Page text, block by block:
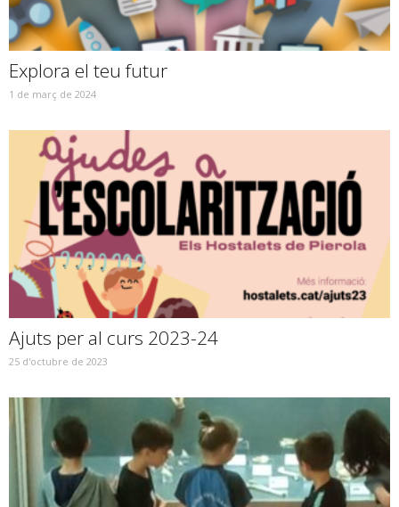
Explora el teu futur
1 de març de 2024
Ajuts per al curs 2023-24
25 d'octubre de 2023